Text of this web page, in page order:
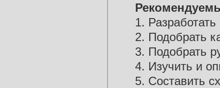
1.
2. Подобрать
3. Подобрать
4. Изучить и
5. Составить